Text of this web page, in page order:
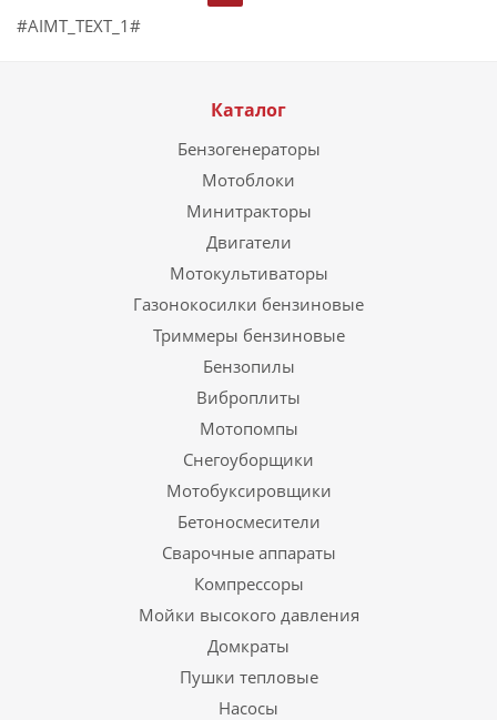
#AIMT_TEXT_1#
Каталог
Бензогенераторы
Мотоблоки
Минитракторы
Двигатели
Мотокультиваторы
Газонокосилки бензиновые
Триммеры бензиновые
Бензопилы
Виброплиты
Мотопомпы
Снегоуборщики
Мотобуксировщики
Бетоносмесители
Сварочные аппараты
Компрессоры
Мойки высокого давления
Домкраты
Пушки тепловые
Насосы